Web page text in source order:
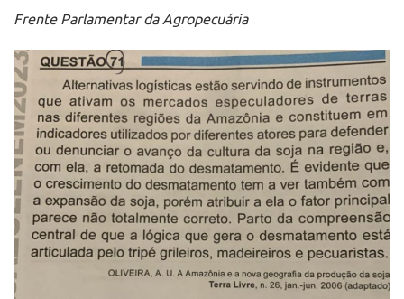
Frente Parlamentar da Agropecuária